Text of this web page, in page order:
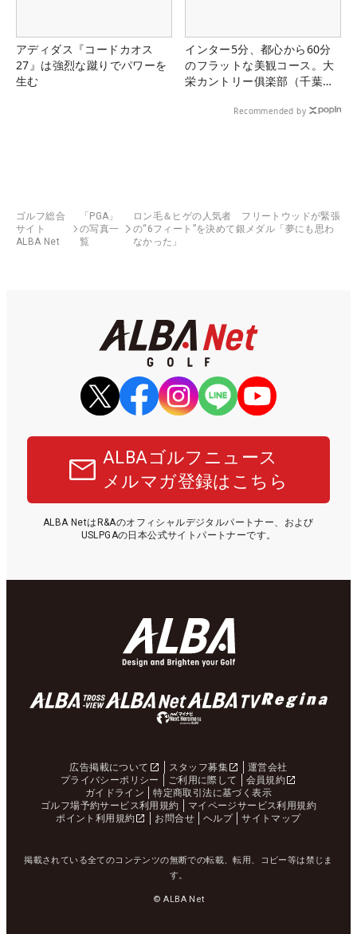
アディダス『コードカオス
27』は強烈な蹴りでパワーを
生む
インター5分、都心から60分
のフラットな美観コース。大
栄カントリー俱楽部（千葉
Recommended by
ゴルフ総合
サイト
ALBA Net
「PGA」
の写真一
覧
ロン毛＆ヒゲの人気者 フリートウッドが緊張
の“6フィート”を決めて銀メダル「夢にも思わ
なかった」
ALBAゴルフニュース
メルマガ登録はこちら
ALBA NetはR&Aのオフィシャルデジタルパートナー、および
USLPGAの日本公式サイトパートナーです。
広告掲載について スタッフ募集
運営会社
プライバシーポリシー
ご利用に際して
会員規約
ガイドライン
特定商取引法に基づく表示
ゴルフ場予約サービス利用規約
マイページサービス利用規約
ポイント利用規約
お問合せ ヘルプ サイトマップ
掲載されている全てのコンテンツの無断での転載、転用、コピー等は禁じま
す。
© ALBA Net